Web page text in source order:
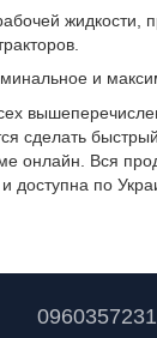
жидкости,
и
сделать
онлайн. Вся
доступна по
0960357231